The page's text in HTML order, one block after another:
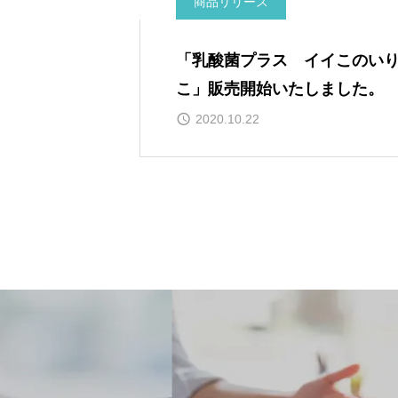
「乳酸菌プラス イイこのい
こ」販売開始いたしました。
2020.10.22